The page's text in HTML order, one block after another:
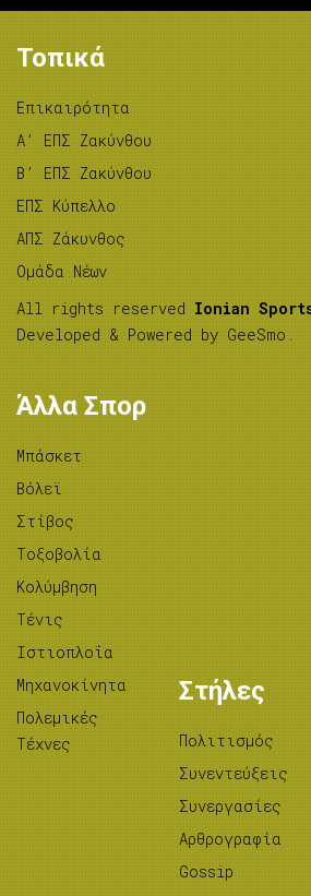
Τοπικά
Επικαιρότητα
A’ ΕΠΣ Ζακύνθου
B’ ΕΠΣ Ζακύνθου
ΕΠΣ Κύπελλο
ΑΠΣ Ζάκυνθος
Ομάδα Νέων
All rights reserved Ionian
Developed & Powered by GeeSmo .
Άλλα Σπορ
Μπάσκετ
Βόλεϊ
Στίβος
Tοξοβολία
Κολύμβηση
Τένις
Ιστιοπλοΐα
Μηχανοκίνητα
Πολεμικές
Τέχνες
Στήλες
Πολιτισμός
Συνεντεύξεις
Συνεργασίες
Αρθρογραφία
Gossip